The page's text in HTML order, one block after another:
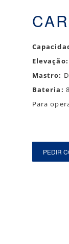
Elevação:
Mastro:
Bateria:
Para
PEDIR